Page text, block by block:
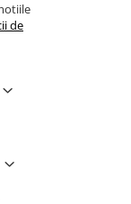
de